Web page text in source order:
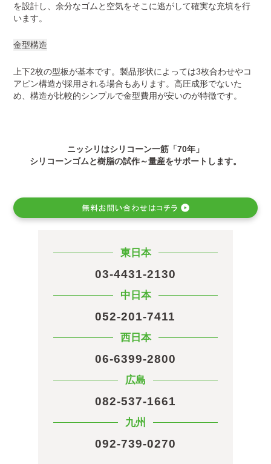
を設計し、余分なゴムと空気をそこに逃がして確実な充填を行
います。
金型構造
上下2枚の型板が基本です。製品形状によっては3枚合わせやコ
アピン構造が採用される場合もあります。高圧成形でないた
め、構造が比較的シンプルで金型費用が安いのが特徴です。
ニッシリはシリコーン一筋「70年」
シリコーンゴムと樹脂の試作～量産をサポートします。
東日本
03-4431-2130
中日本
052-201-7411
西日本
06-6399-2800
広島
082-537-1661
九州
092-739-0270